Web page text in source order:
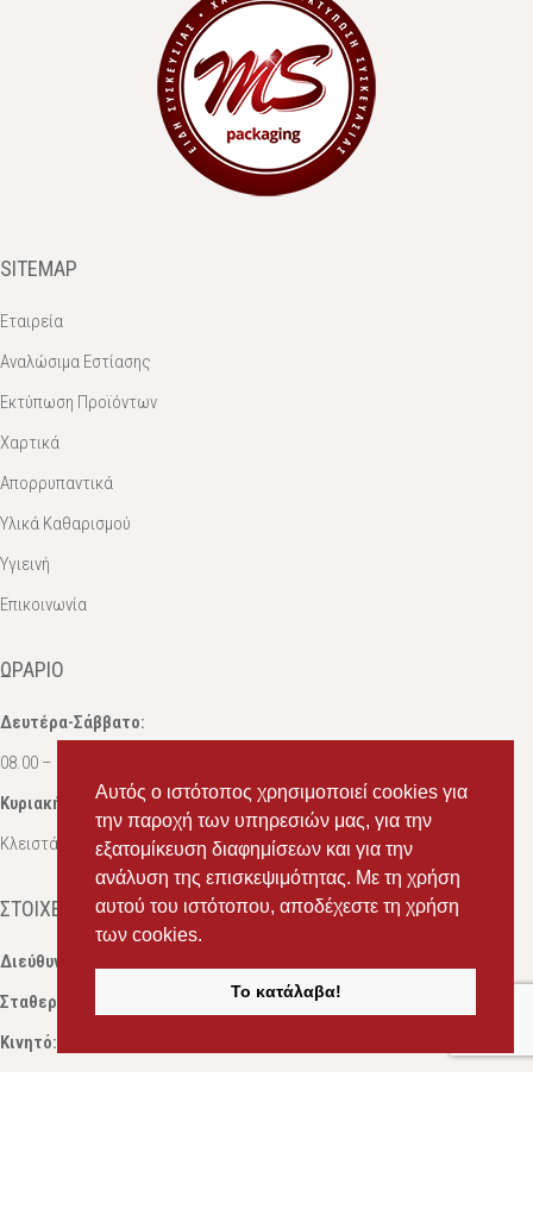
Αυτός ο ιστότοπος χρησιμοποιεί cookies για
την παροχή των υπηρεσιών μας, για την
εξατομίκευση διαφημίσεων και για την
ανάλυση της επισκεψιμότητας. Με τη χρήση
αυτού του ιστότοπου, αποδέχεστε τη χρήση
των cookies.
Το κατάλαβα!
SITEMAP
Εταιρεία
Αναλώσιμα Εστίασης
Εκτύπωση Προϊόντων
Χαρτικά
Απορρυπαντικά
Υλικά Καθαρισμού
Υγιεινή
Επικοινωνία
ΩΡΆΡΙΟ
Δευτέρα-Σάββατο:
08.00 – 16.00
Κυριακή:
Κλειστά
ΣΤΟΙΧΕΊΑ ΕΠΙΚΟΙΝΩΝΊΑΣ
Διεύθυνση:
Σταθερό:
Κινητό: